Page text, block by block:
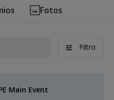
Fotos
Filtro
Main Event